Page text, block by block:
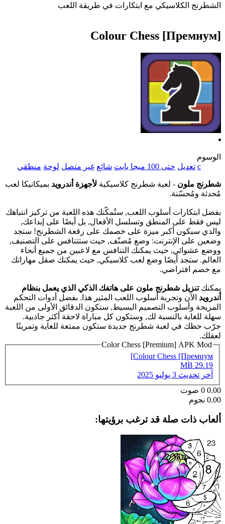
الشطرنج الكلاسيكي مع ابتكارات في طريقة اللعب
Colour Chess [Премиум]
الوسوم
c تعديل حتى 100 ميجا بايت شائع غير متصل لوحة منطقي
شطرنج ملون - لعبة شطرنج كلاسيكية لأجهزة أندرويد بميكانيكا لعب
مُحدثة ومُحسّنة.
بفضل ابتكارات أسلوب اللعب, ستُمكّنك هذه اللعبة من تركيز انتباهك
ليس فقط على المنطق وتسلسل الأفعال, بل أيضًا على إبداعك,
والذي سيكون أكبر ميزة على خصمك على رقعة الشطرنج! ستجد
وضعين على الإنترنت: وضع مُصنّف, حيث ستتنافس على التصنيف,
ووضع عشوائي, حيث يمكنك التنافس مع لاعبين من جميع أنحاء
العالم. ستجد أيضًا وضع لعب كلاسيكي, حيث يمكنك صقل مهاراتك
مع خصم افتراضي.
يمكنكتنزيل شطرنج ملون على هاتفك الذكي الذي يعمل بنظام
أندرويد الآن وتجربة أسلوب اللعب المثير هذا. بفضل أدوات التحكم
المريحة وأسلوب التصميم البسيط, ستكون الدقائق الأولى من اللعبة
سهلة للغاية بالنسبة لك, وستكون كل مباراة لاحقة أكثر جاذبية.
جرّب حظك في لعبة شطرنج جديدة ستكون ممتعة للغاية وتمرينًا
لعقلك.
Color Chess [Premium] APK Mod
Colour Chess [Премиум]
29.19 MB
آخر تحديث 3 يوليو 2025
0.00
0 صوت
0.00 نجوم
ألعاب ذات صلة قد ترغب برؤيتها: